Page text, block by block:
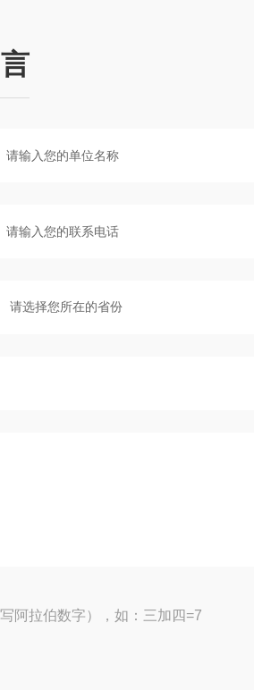
阿拉伯数字），如：三加四=7